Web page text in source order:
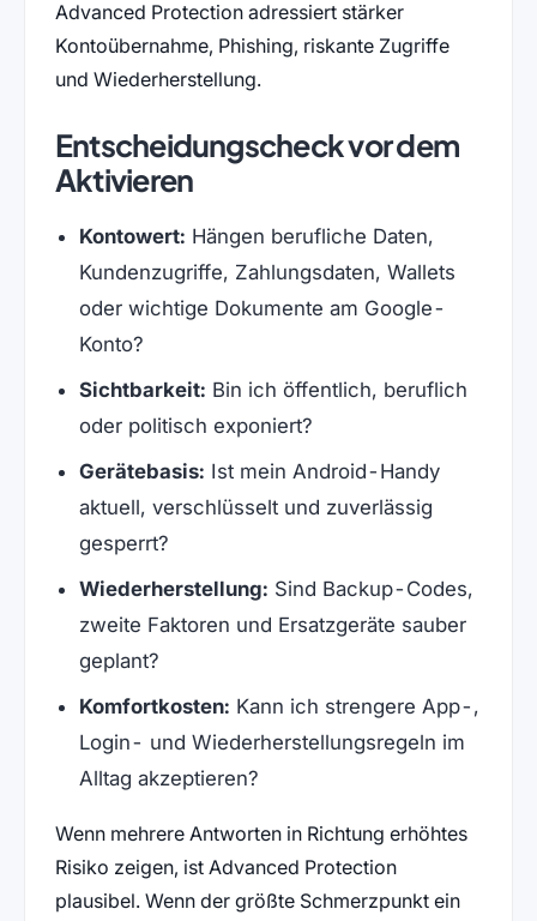
Advanced Protection adressiert stärker
Kontoübernahme, Phishing, riskante Zugriffe
und Wiederherstellung.
Entscheidungscheck vor dem
Aktivieren
Kontowert: Hängen berufliche Daten,
Kundenzugriffe, Zahlungsdaten, Wallets
oder wichtige Dokumente am Google-
Konto?
Sichtbarkeit: Bin ich öffentlich, beruflich
oder politisch exponiert?
Gerätebasis: Ist mein Android-Handy
aktuell, verschlüsselt und zuverlässig
gesperrt?
Wiederherstellung: Sind Backup-Codes,
zweite Faktoren und Ersatzgeräte sauber
geplant?
Komfortkosten: Kann ich strengere App-,
Login- und Wiederherstellungsregeln im
Alltag akzeptieren?
Wenn mehrere Antworten in Richtung erhöhtes
Risiko zeigen, ist Advanced Protection
plausibel. Wenn der größte Schmerzpunkt ein